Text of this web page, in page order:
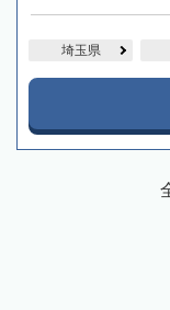
埼玉県